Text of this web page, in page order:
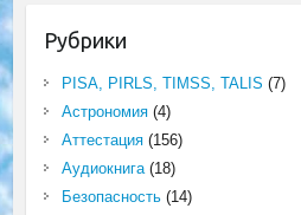
Рубрики
PISA, PIRLS, TIMSS, TALIS (7)
Астрономия(4)
Аттестация(156)
Аудиокнига(18)
Безопасность(14)